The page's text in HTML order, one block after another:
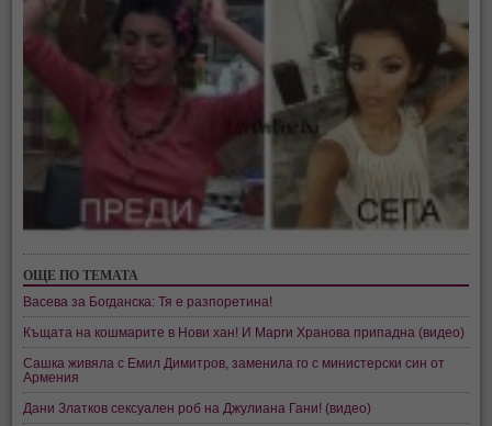
ОЩЕ ПО ТЕМАТА
Васева за Богданска: Тя е разпоретина!
Къщата на кошмарите в Нови хан! И Марги Хранова припадна (видео)
Сашка живяла с Емил Димитров, заменила го с министерски син от
Армения
Дани Златков сексуален роб на Джулиана Гани! (видео)